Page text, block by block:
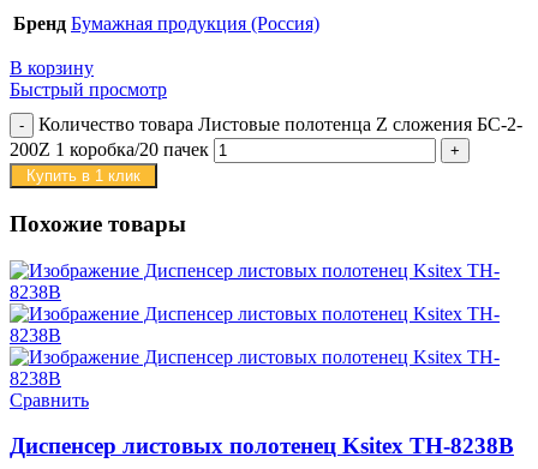
Бренд Бумажная продукция (Россия)
В корзину
Быстрый просмотр
Количество товара Листовые полотенца Z сложения БС-2-
200Z 1 коробка/20 пачек
Купить в 1 клик
Похожие товары
Сравнить
Диспенсер листовых полотенец Ksitex TH-8238B